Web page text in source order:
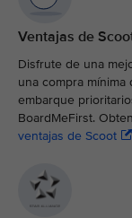
Ventajas de
Disfrute de una
una compra
embarque
BoardMeFirst.
ventajas de Scoot